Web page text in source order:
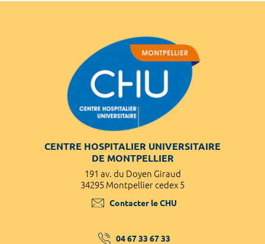
CENTRE HOSPITALIER UNIVERSITAIRE
DE MONTPELLIER
191 av. du Doyen Giraud
34295 Montpellier cedex 5
Contacter le CHU
04 67 33 67 33